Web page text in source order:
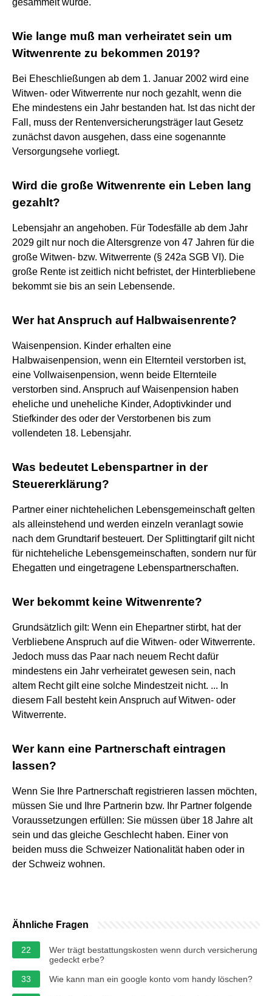
Wie lange muß man verheiratet sein um
Witwenrente zu bekommen 2019?
Bei Eheschließungen ab dem 1. Januar 2002 wird eine
Witwen- oder Witwerrente nur noch gezahlt, wenn die
Ehe mindestens ein Jahr bestanden hat. Ist das nicht der
Fall, muss der Rentenversicherungsträger laut Gesetz
zunächst davon ausgehen, dass eine sogenannte
Versorgungsehe vorliegt.
Wird die große Witwenrente ein Leben lang
gezahlt?
Lebensjahr an angehoben. Für Todesfälle ab dem Jahr
2029 gilt nur noch die Altersgrenze von 47 Jahren für die
große Witwen- bzw. Witwerrente (§ 242a SGB VI). Die
große Rente ist zeitlich nicht befristet, der Hinterbliebene
bekommt sie bis an sein Lebensende.
Wer hat Anspruch auf Halbwaisenrente?
Waisenpension. Kinder erhalten eine
Halbwaisenpension, wenn ein Elternteil verstorben ist,
eine Vollwaisenpension, wenn beide Elternteile
verstorben sind. Anspruch auf Waisenpension haben
eheliche und uneheliche Kinder, Adoptivkinder und
Stiefkinder des oder der Verstorbenen bis zum
vollendeten 18. Lebensjahr.
Was bedeutet Lebenspartner in der
Steuererklärung?
Partner einer nichtehelichen Lebensgemeinschaft gelten
als alleinstehend und werden einzeln veranlagt sowie
nach dem Grundtarif besteuert. Der Splittingtarif gilt nicht
für nichteheliche Lebensgemeinschaften, sondern nur für
Ehegatten und eingetragene Lebenspartnerschaften.
Wer bekommt keine Witwenrente?
Grundsätzlich gilt: Wenn ein Ehepartner stirbt, hat der
Verbliebene Anspruch auf die Witwen- oder Witwerrente.
Jedoch muss das Paar nach neuem Recht dafür
mindestens ein Jahr verheiratet gewesen sein, nach
altem Recht gilt eine solche Mindestzeit nicht. ... In
diesem Fall besteht kein Anspruch auf Witwen- oder
Witwerrente.
Wer kann eine Partnerschaft eintragen
lassen?
Wenn Sie Ihre Partnerschaft registrieren lassen möchten,
müssen Sie und Ihre Partnerin bzw. Ihr Partner folgende
Voraussetzungen erfüllen: Sie müssen über 18 Jahre alt
sein und das gleiche Geschlecht haben. Einer von
beiden muss die Schweizer Nationalität haben oder in
der Schweiz wohnen.
Ähnliche Fragen
22
Wer trägt bestattungskosten wenn durch versicherung
gedeckt erbe?
33
Wie kann man ein google konto vom handy löschen?